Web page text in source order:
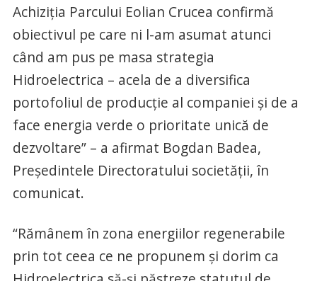
Achiziția Parcului Eolian Crucea confirmă
obiectivul pe care ni l-am asumat atunci
când am pus pe masa strategia
Hidroelectrica – acela de a diversifica
portofoliul de producție al companiei și de a
face energia verde o prioritate unică de
dezvoltare” – a afirmat Bogdan Badea,
Președintele Directoratului societății, în
comunicat.
“Rămânem în zona energiilor regenerabile
prin tot ceea ce ne propunem și dorim ca